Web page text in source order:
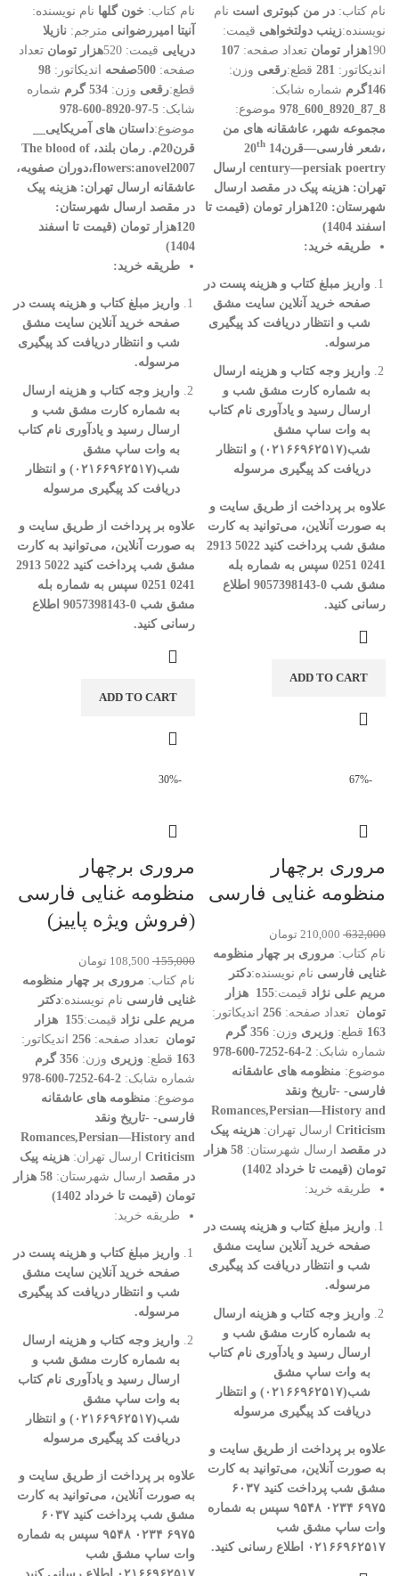
نام کتاب: در من کبوتری است نام
نویسنده:زینب دولتخواهی قیمت:
190هزار تومان تعداد صفحه:
اندیکاتور: 281 قطع:رقعی وزن:
146گرم
شماره شابک:
8_87_8920_600_978
موضوع:
مجموعه شهر، عاشقانه های من
،شعر فارسی—قرن14 20th
century—persiak poertry ارسال
تهران: هزینه پیک در مقصد ارسال
شهرستان: 120هزار تومان (قیمت تا
اسفند 1404)
طریقه خرید:
واریز مبلغ کتاب و هزینه پست در
صفحه خرید آنلاین سایت مشق
شب و انتظار دریافت کد پیگیری
مرسوله.
واریز وجه کتاب و هزینه ارسال
به شماره کارت مشق شب و
ارسال رسید و یادآوری نام کتاب
به وات ساپ مشق
شب(۰۲۱۶۶۹۶۲۵۱۷)
و انتظار
دریافت کد پیگیری مرسوله
علاوه بر پرداخت از طریق سایت و
به صورت آنلاین، می‌توانید به کارت
مشق شب پرداخت کنید 5022
2913
0241
0251 سپس به شماره بله
مشق شب 0-9057398143
اطلاع
رسانی کنید.
ADD TO CART
نام کتاب: خون گلها نام نویسنده:
آنیتا امیررضوانی مترجم: نازیلا
دریایی قیمت: 520 هزار تومان تعداد
صفحه: 500صفحه اندیکاتور:
قطع:رقعی وزن: 534 گرم
شماره
شابک: 5-97-8920-600-978
موضوع:داستان های آمریکایی__
قرن20م.
رمان بلند، The blood of
flowers:anovel2007،دوران صفویه،
عاشقانه ارسال تهران: هزینه پیک
در مقصد ارسال شهرستان:
120هزار تومان (قیمت تا اسفند
1404)
طریقه خرید:
واریز مبلغ کتاب و هزینه پست در
صفحه خرید آنلاین سایت مشق
شب و انتظار دریافت کد پیگیری
مرسوله.
واریز وجه کتاب و هزینه ارسال
به شماره کارت مشق شب و
ارسال رسید و یادآوری نام کتاب
به وات ساپ مشق
شب(۰۲۱۶۶۹۶۲۵۱۷)
و انتظار
دریافت کد پیگیری مرسوله
علاوه بر پرداخت از طریق سایت و
به صورت آنلاین، می‌توانید به کارت
مشق شب پرداخت کنید 5022
2913
0241
0251 سپس به شماره بله
مشق شب 0-9057398143
اطلاع
رسانی کنید.
ADD TO CART
-67%
مروری برچهار
منظومه غنایی فارسی
632,000
210,000 تومان
نام کتاب: مروری بر چهار منظومه
غنایی فارسی نام نویسنده:دکتر
مریم علی نژاد قیمت:
155 هزار
تومان تعداد صفحه:
اندیکاتور:
163 قطع: وزیری وزن:
شماره شابک:
موضوع: منظومه های عاشقانه
فارسی- -تاریخ ونقد
Romances,Persian—History and
Criticism ارسال تهران: هزینه پیک
در مقصد ارسال شهرستان:
58 هزار
تومان (قیمت تا خرداد 1402)
طریقه خرید:
واریز مبلغ کتاب و هزینه پست در
صفحه خرید آنلاین سایت مشق
شب و انتظار دریافت کد پیگیری
مرسوله.
واریز وجه کتاب و هزینه ارسال
به شماره کارت مشق شب و
ارسال رسید و یادآوری نام کتاب
به وات ساپ مشق
شب(۰۲۱۶۶۹۶۲۵۱۷)
و انتظار
دریافت کد پیگیری مرسوله
علاوه بر پرداخت از طریق سایت و
به صورت آنلاین، می‌توانید به کارت
مشق شب پرداخت کنید ۶۰۳۷
۶۹۷۵ ۰۲۳۴ ۹۵۴۸ سپس به شماره
وات ساپ مشق شب
۰۲۱۶۶۹۶۲۵۱۷
اطلاع رسانی کنید.
-30%
مروری برچهار
منظومه غنایی فارسی
(فروش ویژه پاییز)
155,000
108,500 تومان
نام کتاب: مروری بر چهار منظومه
غنایی فارسی نام نویسنده:دکتر
مریم علی نژاد قیمت:
155 هزار
تومان تعداد صفحه:
اندیکاتور:
163 قطع: وزیری وزن:
شماره شابک:
موضوع: منظومه های عاشقانه
فارسی- -تاریخ ونقد
Romances,Persian—History and
Criticism ارسال تهران: هزینه پیک
در مقصد ارسال شهرستان:
58 هزار
تومان (قیمت تا خرداد 1402)
طریقه خرید:
واریز مبلغ کتاب و هزینه پست در
صفحه خرید آنلاین سایت مشق
شب و انتظار دریافت کد پیگیری
مرسوله.
واریز وجه کتاب و هزینه ارسال
به شماره کارت مشق شب و
ارسال رسید و یادآوری نام کتاب
به وات ساپ مشق
شب(۰۲۱۶۶۹۶۲۵۱۷)
و انتظار
دریافت کد پیگیری مرسوله
علاوه بر پرداخت از طریق سایت و
به صورت آنلاین، می‌توانید به کارت
مشق شب پرداخت کنید ۶۰۳۷
۶۹۷۵ ۰۲۳۴ ۹۵۴۸ سپس به شماره
وات ساپ مشق شب